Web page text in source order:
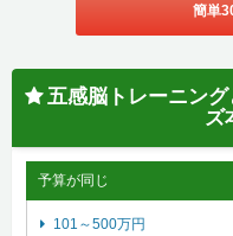
簡単
五感脳トレーニン
ズ
予算が同じ
101～500万円